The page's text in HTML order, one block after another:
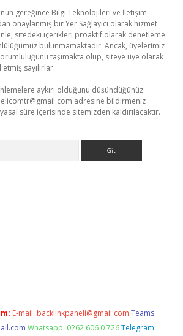
gereğince Bilgi Teknolojileri ve İletişim
onaylanmış bir Yer Sağlayıcı olarak hizmet
sitedeki içerikleri proaktif olarak denetleme
bulunmamaktadır. Ancak, üyelerimiz
taşımakta olup, siteye üye olarak
sayılırlar.
aykırı olduğunu düşündüğünüz
adresine bildirmeniz
süre içerisinde sitemizden kaldırılacaktır.
E-mail: backlinkpaneli@gmail.com Teams:
Whatsapp: 0262 606 0 726 Telegram: